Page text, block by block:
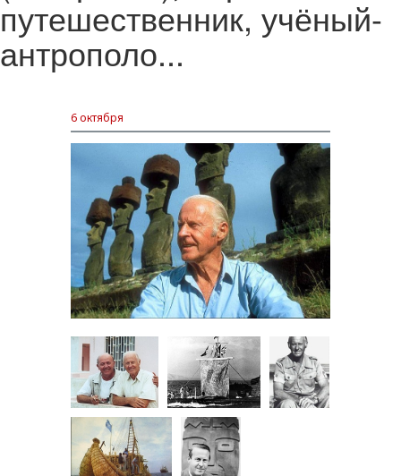
путешественник, учёный-
антрополо...
6 октября